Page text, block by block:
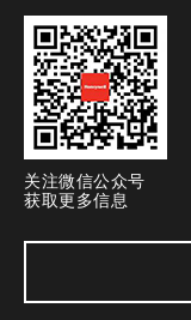
关注微信公众号
获取更多信息